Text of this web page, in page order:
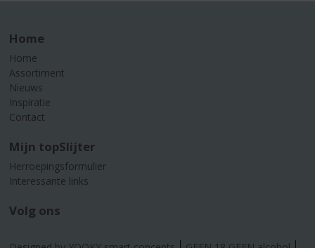
Home
Home
Assortiment
Nieuws
Inspiratie
Contact
Mijn topSlijter
Herroepingsformulier
Interessante links
Volg ons